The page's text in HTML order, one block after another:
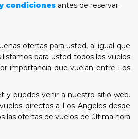
condiciones antes de reservar.
ofertas para usted, al igual que
para usted todos los vuelos
importancia que vuelan entre Los
y puedes venir a nuestro sitio web.
directos a Los Angeles desde
las ofertas de vuelos de última hora